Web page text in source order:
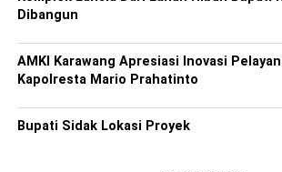
Dibangun
AMKI Karawang Apresiasi Inovasi
Kapolresta Mario Prahatinto
Bupati Sidak Lokasi Proyek